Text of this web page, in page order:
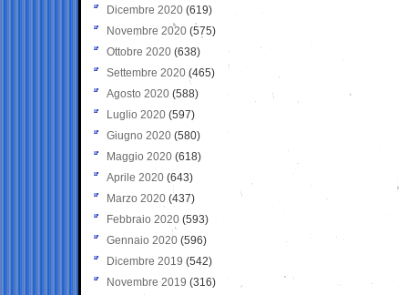
Dicembre 2020 (619)
Novembre 2020 (575)
Ottobre 2020 (638)
Settembre 2020(465)
Agosto 2020 (588)
Luglio 2020 (597)
Giugno 2020 (580)
Maggio 2020 (618)
Aprile 2020 (643)
Marzo 2020 (437)
Febbraio 2020 (593)
Gennaio 2020 (596)
Dicembre 2019 (542)
Novembre 2019 (316)